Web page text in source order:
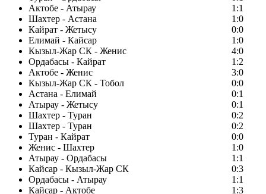
Актобе - Атырау
1:1
Шахтер - Астана
1:0
Кайрат - Жетысу
0:0
Елимай - Кайсар
1:0
Кызыл-Жар СК - Женис
4:0
Ордабасы - Кайрат
1:2
Актобе - Женис
3:0
Кызыл-Жар СК - Тобол
0:0
Астана - Елимай
0:1
Атырау - Жетысу
0:1
Шахтер - Туран
0:2
Шахтер - Туран
0:2
Туран - Кайрат
0:0
Женис - Шахтер
1:0
Атырау - Ордабасы
1:1
Кайсар - Кызыл-Жар СК
0:3
Ордабасы - Атырау
1:1
Кайсар - Актобе
1:3